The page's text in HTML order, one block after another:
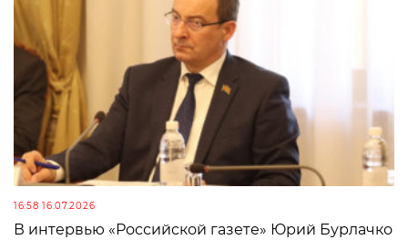
16:58 16.07.2026
В интервью «Российской газете» Юрий Бурлачко